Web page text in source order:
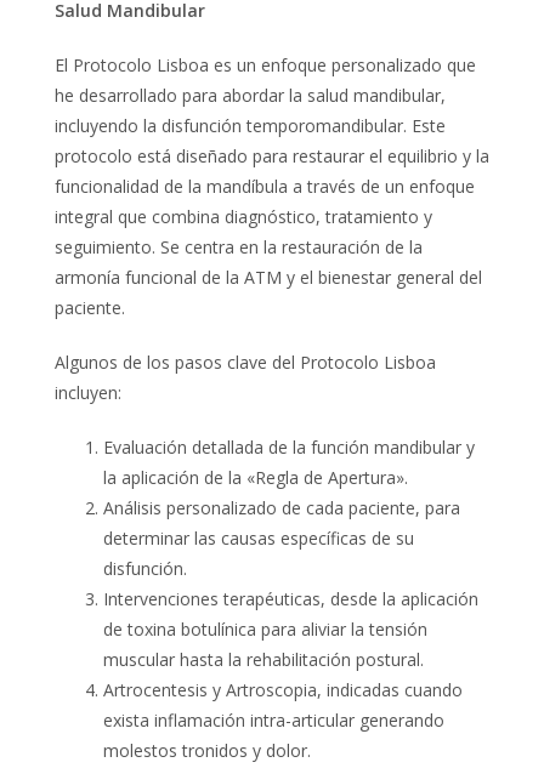
Salud Mandibular
El Protocolo Lisboa es un enfoque personalizado que
he desarrollado para abordar la salud mandibular,
incluyendo la disfunción temporomandibular. Este
protocolo está diseñado para restaurar el equilibrio y la
funcionalidad de la mandíbula a través de un enfoque
integral que combina diagnóstico, tratamiento y
seguimiento. Se centra en la restauración de la
armonía funcional de la ATM y el bienestar general del
paciente.
Algunos de los pasos clave del Protocolo Lisboa
incluyen:
Evaluación detallada de la función mandibular y
la aplicación de la «Regla de Apertura».
Análisis personalizado de cada paciente, para
determinar las causas específicas de su
disfunción.
Intervenciones terapéuticas, desde la aplicación
de toxina botulínica para aliviar la tensión
muscular hasta la rehabilitación postural.
Artrocentesis y Artroscopia, indicadas cuando
exista inflamación intra-articular generando
molestos tronidos y dolor.